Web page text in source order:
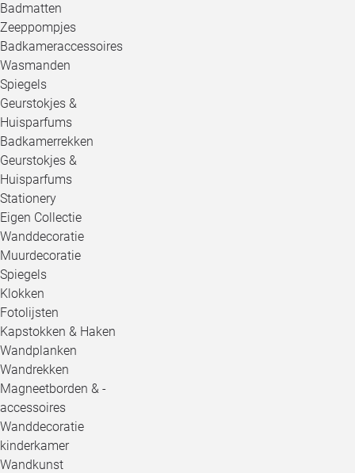
Badmatten
Zeeppompjes
Badkameraccessoires
Wasmanden
Spiegels
Geurstokjes &
Huisparfums
Badkamerrekken
Geurstokjes &
Huisparfums
Stationery
Eigen Collectie
Wanddecoratie
Muurdecoratie
Spiegels
Klokken
Fotolijsten
Kapstokken & Haken
Wandplanken
Wandrekken
Magneetborden & -
accessoires
Wanddecoratie
kinderkamer
Wandkunst